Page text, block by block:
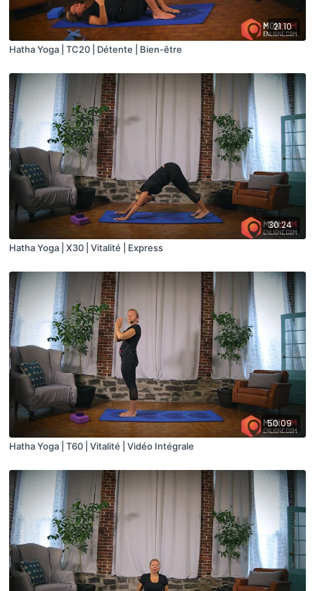
21:10
Hatha Yoga | TC20 | Détente | Bien-être
30:24
Hatha Yoga | X30 | Vitalité | Express
50:09
Hatha Yoga | T60 | Vitalité | Vidéo Intégrale